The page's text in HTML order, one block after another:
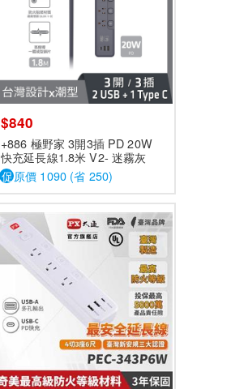
$840
+886 極野家 3開3插 PD 20W
快充延長線1.8米 V2- 迷霧灰
促原價 1090 (省 250)